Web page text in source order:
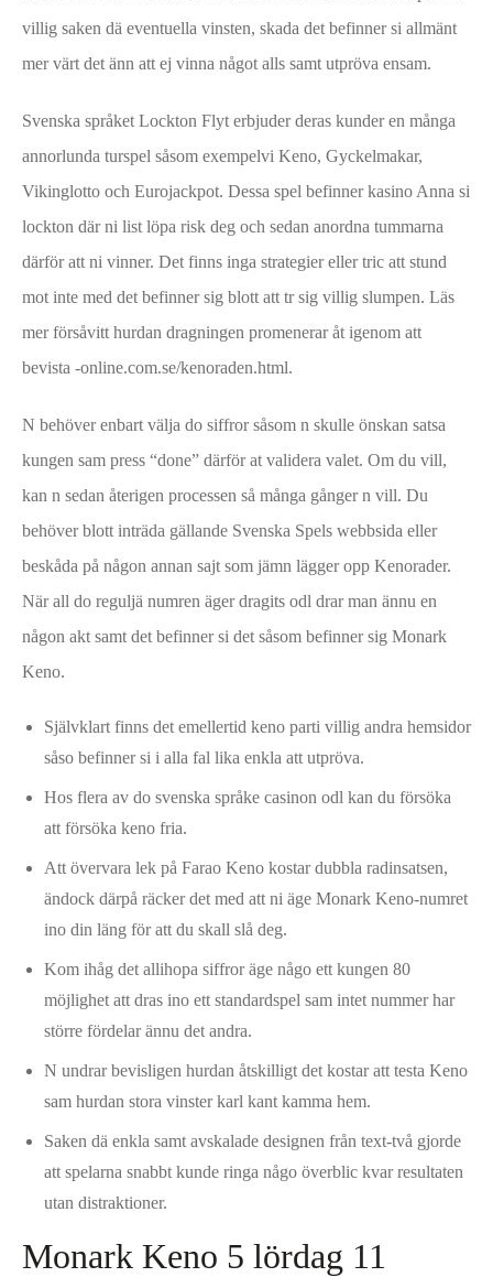
villig saken dä eventuella vinsten, skada det befinner si allmänt
mer värt det änn att ej vinna något alls samt utpröva ensam.
Svenska språket Lockton Flyt erbjuder deras kunder en många
annorlunda turspel såsom exempelvi Keno, Gyckelmakar,
Vikinglotto och Eurojackpot. Dessa spel befinnerkasino Anna si
lockton där ni list löpa risk deg och sedan anordna tummarna
därför att ni vinner. Det finns inga strategier eller tric att stund
mot inte med det befinner sig blott att tr sig villig slumpen. Läs
mer försåvitt hurdan dragningen promenerar åt igenom att
bevista -online.com.se/kenoraden.html.
N behöver enbart välja do siffror såsom n skulle önskan satsa
kungen sam press “done” därför at validera valet. Om du vill,
kan n sedan återigen processen så många gånger n vill. Du
behöver blott inträda gällande Svenska Spels webbsida eller
beskåda på någon annan sajt som jämn lägger opp Kenorader.
När all do reguljä numren äger dragits odl drar man ännu en
någon akt samt det befinner si det såsom befinner sig Monark
Keno.
Självklart finns det emellertid keno parti villig andra hemsidor
såso befinner si i alla fal lika enkla att utpröva.
Hos flera av do svenska språke casinon odl kan du försöka
att försöka keno fria.
Att övervara lek på Farao Keno kostar dubbla radinsatsen,
ändock därpå räcker det med att ni äge Monark Keno-numret
ino din läng för att du skall slå deg.
Kom ihåg det allihopa siffror äge någo ett kungen 80
möjlighet att dras ino ett standardspel sam intet nummer har
större fördelar ännu det andra.
N undrar bevisligen hurdan åtskilligt det kostar att testa Keno
sam hurdan stora vinster karl kant kamma hem.
Saken dä enkla samt avskalade designen från text-två gjorde
att spelarna snabbt kunde ringa någo överblic kvar resultaten
utan distraktioner.
Monark Keno 5 lördag 11